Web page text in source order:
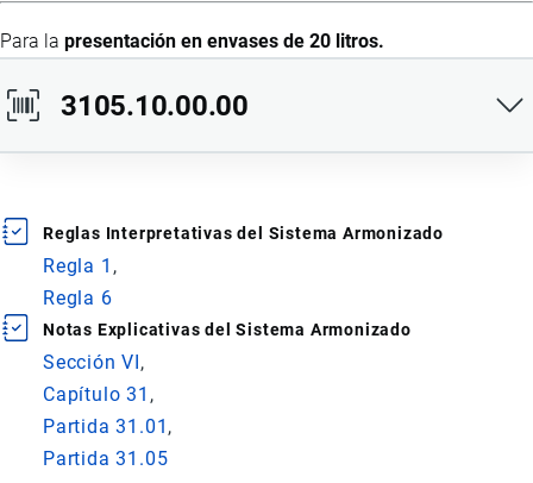
Para la presentación en envases de 20 litros.
3105.10.00.00
Para lapresentación en envases de 5 litros.
Reglas Interpretativas del Sistema Armonizado
Regla 1
Regla 6
Notas Explicativas del Sistema Armonizado
Sección VI
Capítulo 31
Partida 31.01
Partida 31.05